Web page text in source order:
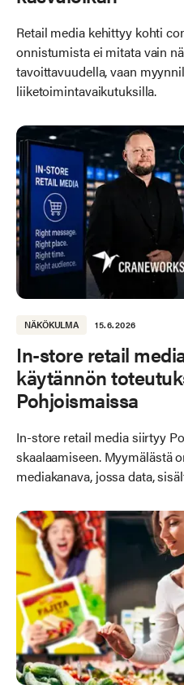
Retail media kehittyy kohti
onnistumista ei mitata vain
tavoittavuudella, vaan
liiketoimintavaikutuksilla.
NÄKÖKULMA 15.6.2026
In-store retail
käytännön
Pohjoismaissa
In-store retail media siirtyy
skaalaamiseen. Myymälästä
mediakanava, jossa data,